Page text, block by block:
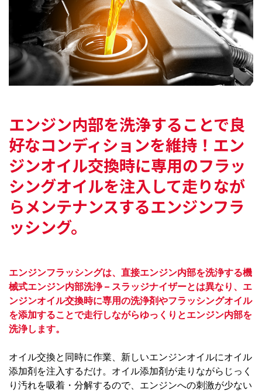
エンジン内部を洗浄することで良
好なコンディションを維持！エン
ジンオイル交換時に専用のフラッ
シングオイルを注入して走りなが
らメンテナンスするエンジンフラ
ッシング。
エンジンフラッシングは、直接エンジン内部を洗浄する機
械式エンジン内部洗浄 – スラッジナイザーとは異なり、エ
ンジンオイル交換時に専用の洗浄剤やフラッシングオイル
を添加することで走行しながらゆっくりとエンジン内部を
洗浄します。
オイル交換と同時に作業、新しいエンジンオイルにオイル
添加剤を注入するだけ。オイル添加剤が走りながらじっく
り汚れを吸着・分解するので、エンジンへの刺激が少ない